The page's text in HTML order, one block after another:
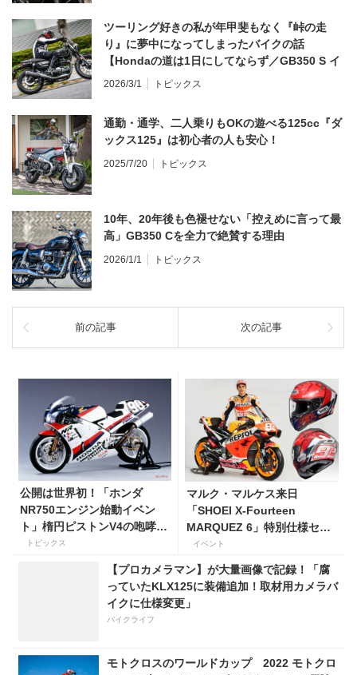
ツーリング好きの私が年甲斐もなく『峠の走
り』に夢中になってしまったバイクの話
【Hondaの道は1日にしてならず／GB350 S イ
ンプレ・レビュー 前編】
2026/3/1 トピックス
通勤・通学、二人乗りもOKの遊べる125cc『ダ
ックス125』は初心者の人も安心！
2025/7/20 トピックス
10年、20年後も色褪せない「控えめに言って最
高」GB350 Cを全力で絶賛する理由
2026/1/1 トピックス
前の記事 次の記事
公開は世界初！「ホンダ
NR750エンジン始動イベン
ト」楕円ピストンV4の咆哮
が、5月4〜5日ホンダコレク
トピックス
マルク・マルケス来日
「SHOEI X-Fourteen
MARQUEZ 6」特別仕様セッ
ト購入で参加できるトークシ
ョー&サイン会が超豪華!! 応
募は11月6日まで
イベント
【プロカメラマン】が大量画像で記録！「腐
っていたKLX125に装備追加！取材用カメラバ
イクに仕様変更」
バイクライフ
モトクロスのワールドカップ 2022 モトクロ